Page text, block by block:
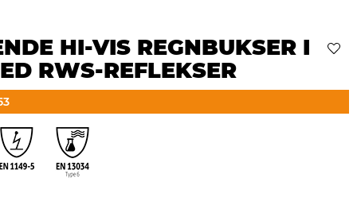
HI-VIS REGNBUKSER I
RWS-REFLEKSER